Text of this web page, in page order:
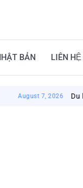
BẢN LIÊN HỆ
2026 Du lịch